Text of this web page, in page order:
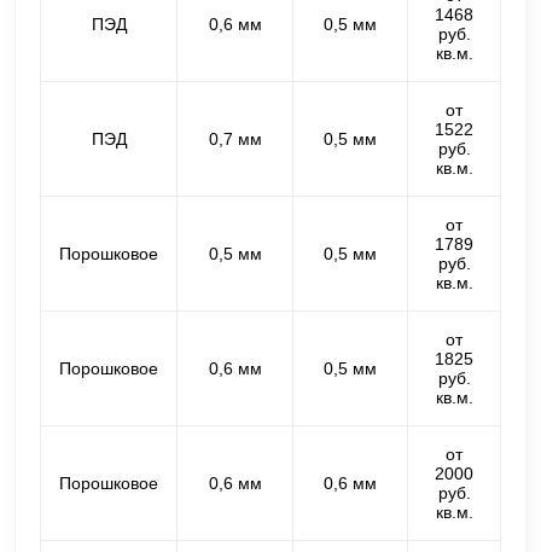
ПЭД 0,6 мм 0,5 мм
1468
руб.
кв.м.
ПЭД 0,7 мм 0,5 мм
от
1522
руб.
кв.м.
Порошковое 0,5 мм 0,5 мм
от
1789
руб.
кв.м.
Порошковое 0,6 мм 0,5 мм
от
1825
руб.
кв.м.
Порошковое 0,6 мм 0,6 мм
от
2000
руб.
кв.м.